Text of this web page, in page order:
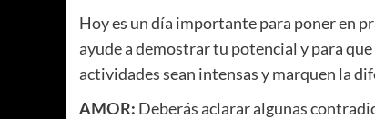
Hoy es un día importante para poner en
ayude a demostrar tu potencial y para
actividades sean intensas y marquen la
AMOR: Deberás aclarar algunas